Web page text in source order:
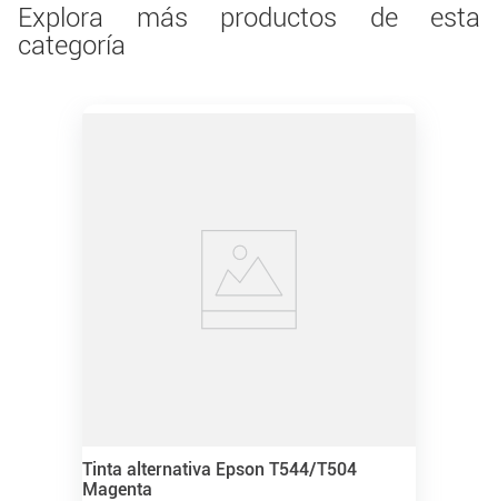
Explora más productos de esta
categoría
Tinta alternativa Epson T544/T504
Magenta